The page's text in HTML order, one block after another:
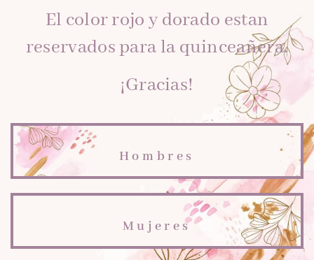
El color rojo y dorado estan
reservados para la quinceañera.
¡Gracias!
Hombres
Mujeres